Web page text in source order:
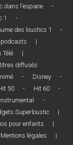
dans l'espace
-
1
-
des loustics 1
-
podcasts
|
Télé
|
diffusés
- Disney
-
50 - Hit 60
-
Instrumental
-
Superloustic
|
pour enfants
|
Mentions légales
|